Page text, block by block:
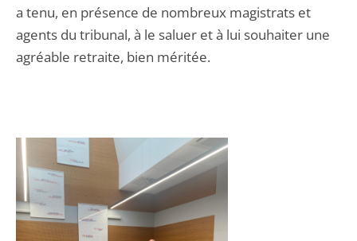
a tenu, en présence de nombreux magistrats et
agents du tribunal, à le saluer et à lui souhaiter une
agréable retraite, bien méritée.